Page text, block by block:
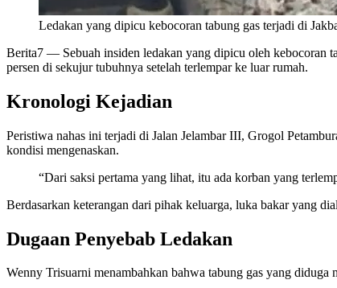
Ledakan yang dipicu kebocoran tabung gas terjadi di
Berita7 — Sebuah insiden ledakan yang dipicu oleh kebocoran
persen di sekujur tubuhnya setelah terlempar ke luar rumah.
Kronologi Kejadian
Peristiwa nahas ini terjadi di Jalan Jelambar III, Grogol
kondisi mengenaskan.
“Dari saksi pertama yang lihat, itu ada korban yang
Berdasarkan keterangan dari pihak keluarga, luka bakar yang
Dugaan Penyebab Ledakan
Wenny Trisuarni menambahkan bahwa tabung gas yang